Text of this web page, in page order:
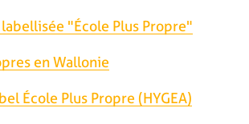
"École Plus Propre"
en Wallonie
École Plus Propre (HYGEA)